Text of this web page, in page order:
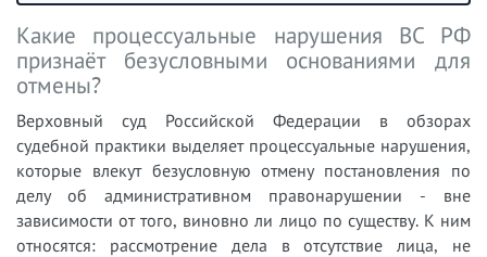
Какие процессуальные нарушения ВС РФ
признаёт безусловными основаниями для
отмены?
Верховный суд Российской Федерации в обзорах
судебной практики выделяет процессуальные нарушения,
которые влекут безусловную отмену постановления по
делу об административном правонарушении - вне
зависимости от того, виновно ли лицо по существу. К ним
относятся: рассмотрение дела в отсутствие лица, не